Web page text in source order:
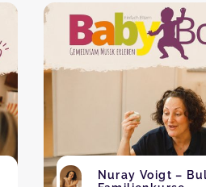
Nuray Voigt –